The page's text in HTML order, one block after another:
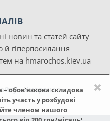
×
– обов'язкова складова
участь у розбудові
членом нашого
новин та статей сайту
й гіперпосилання
на hmarochos.kiev.ua
«Хмарочос»